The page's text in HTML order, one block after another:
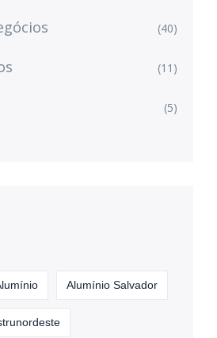
(40)
(11)
(5)
Alumínio Salvador